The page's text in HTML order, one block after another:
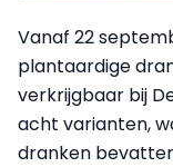
Vanaf 22
plantaardige
verkrijgbaar bij
acht varianten,
dranken